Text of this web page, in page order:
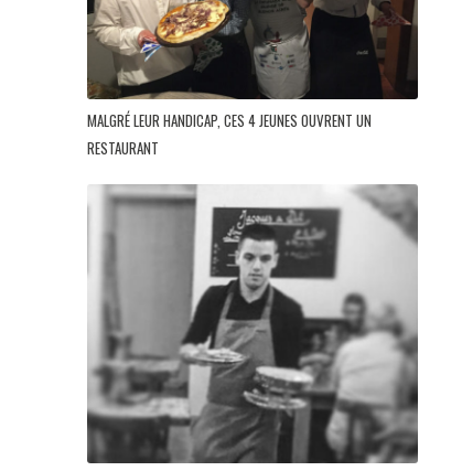
MALGRÉ LEUR HANDICAP, CES 4 JEUNES OUVRENT UN
RESTAURANT